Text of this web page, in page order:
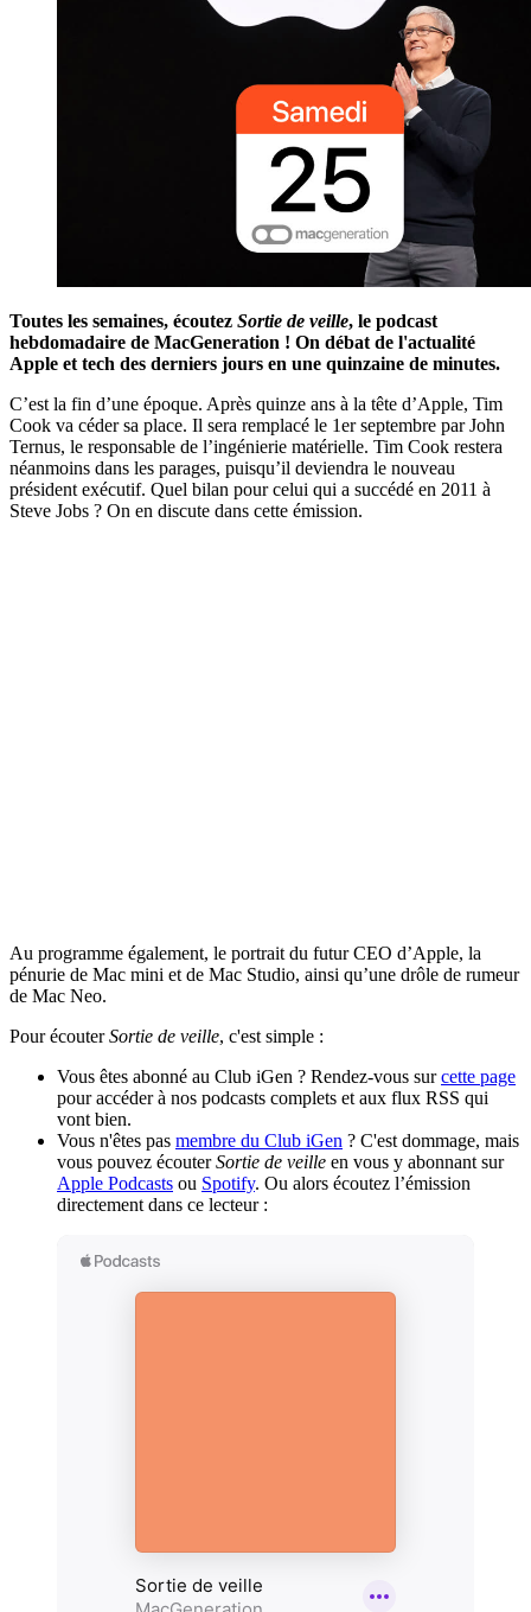
Toutes les semaines, écoutez Sortie de veille, le podcast
hebdomadaire de MacGeneration ! On débat de l'actualité
Apple et tech des derniers jours en une quinzaine de minutes.
C’est la fin d’une époque. Après quinze ans à la tête d’Apple, Tim
Cook va céder sa place. Il sera remplacé le 1er septembre par John
Ternus, le responsable de l’ingénierie matérielle. Tim Cook restera
néanmoins dans les parages, puisqu’il deviendra le nouveau
président exécutif. Quel bilan pour celui qui a succédé en 2011 à
Steve Jobs ? On en discute dans cette émission.
Au programme également, le portrait du futur CEO d’Apple, la
pénurie de Mac mini et de Mac Studio, ainsi qu’une drôle de rumeur
de Mac Neo.
Pour écouterSortie de veille, c'est simple :
Vous êtes abonné au Club iGen ? Rendez-vous surcette page
pour accéder à nos podcasts complets et aux flux RSS qui
vont bien.
Vous n'êtes pas membre du Club iGen ? C'est dommage, mais
vous pouvez écouterSortie de veille en vous y abonnant sur
Apple Podcasts ou Spotify. Ou alors écoutez l’émission
directement dans ce lecteur :